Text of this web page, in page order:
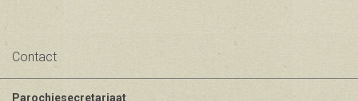
Contact
Parochiesecretariaat